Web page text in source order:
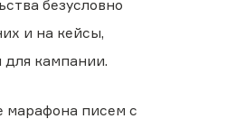
безусловно
и на кейсы,
кампании.
марафона писем с